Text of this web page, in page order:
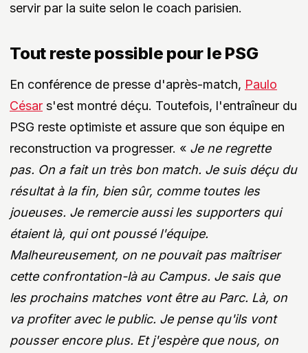
servir par la suite selon le coach parisien.
Tout reste possible pour le PSG
En conférence de presse d'après-match, Paulo
César s'est montré déçu. Toutefois, l'entraîneur du
PSG reste optimiste et assure que son équipe en
reconstruction va progresser. « Je ne regrette
pas. On a fait un très bon match. Je suis déçu du
résultat à la fin, bien sûr, comme toutes les
joueuses. Je remercie aussi les supporters qui
étaient là, qui ont poussé l'équipe.
Malheureusement, on ne pouvait pas maîtriser
cette confrontation-là au Campus. Je sais que
les prochains matches vont être au Parc. Là, on
va profiter avec le public. Je pense qu'ils vont
pousser encore plus. Et j'espère que nous, on